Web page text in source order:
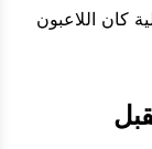
كان اللاعبون